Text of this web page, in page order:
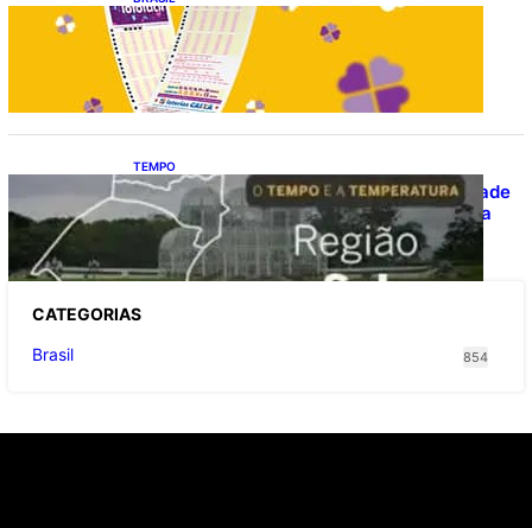
Resultado da lotofácil 3754: sorteio de
quarta-feira (05/08/2026)
TEMPO
O TEMPO E A TEMPERATURA: Instabilidade
avança e provoca temporais no Sul nesta
quinta-feira
CATEGORIAS
Brasil
854